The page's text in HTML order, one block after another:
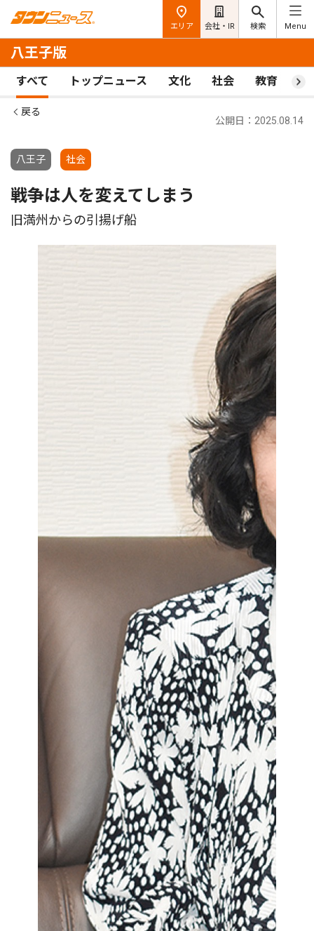
エリア 会社・IR 検索 Menu
八王子版
すべて トップニュース 文化 社会 教育 ス
戻る
八王子 社会
公開日：2025.08.14
戦争は人を変えてしまう
旧満州からの引揚げ船